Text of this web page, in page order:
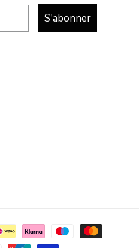
S'abonner